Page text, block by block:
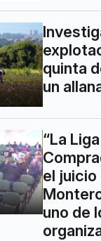
quinta
un
“La
el
uno de